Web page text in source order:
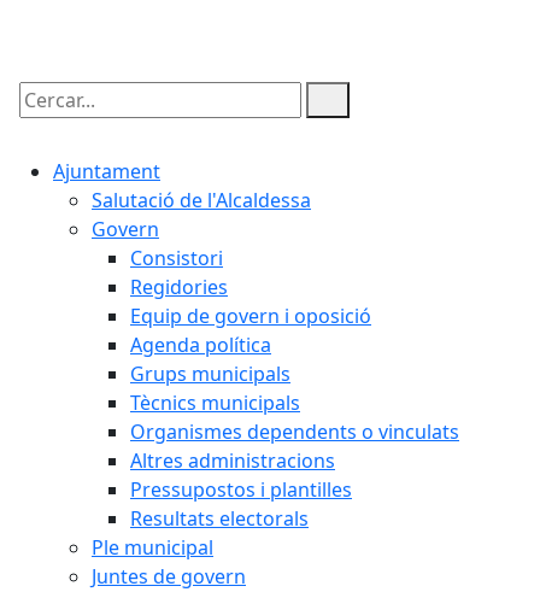
Cercar:
Ajuntament
Salutació de l'Alcaldessa
Govern
Consistori
Regidories
Equip de govern i oposició
Agenda política
Grups municipals
Tècnics municipals
Organismes dependents o vinculats
Altres administracions
Pressupostos i plantilles
Resultats electorals
Ple municipal
Juntes de govern